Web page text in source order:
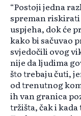
“Postoji jedna
spreman riskirati
uspjeha, dok će
kako bi sačuvao
svjedočili ovog
nije da ljudima
što trebaju čuti,
od trenutnog
ih van granica
tržišta, čak i